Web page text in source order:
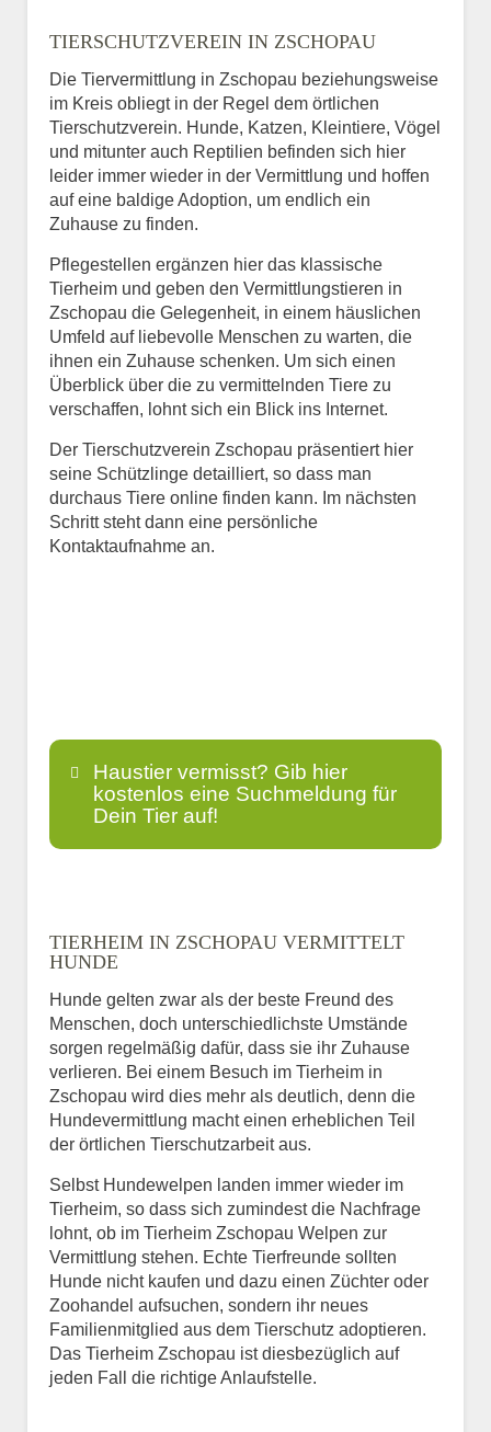
TIERSCHUTZVEREIN IN ZSCHOPAU
Die Tiervermittlung in Zschopau beziehungsweise
im Kreis obliegt in der Regel dem örtlichen
Tierschutzverein. Hunde, Katzen, Kleintiere, Vögel
und mitunter auch Reptilien befinden sich hier
leider immer wieder in der Vermittlung und hoffen
auf eine baldige Adoption, um endlich ein
Zuhause zu finden.
Pflegestellen ergänzen hier das klassische
Tierheim und geben den Vermittlungstieren in
Zschopau die Gelegenheit, in einem häuslichen
Umfeld auf liebevolle Menschen zu warten, die
ihnen ein Zuhause schenken. Um sich einen
Überblick über die zu vermittelnden Tiere zu
verschaffen, lohnt sich ein Blick ins Internet.
Der Tierschutzverein Zschopau präsentiert hier
seine Schützlinge detailliert, so dass man
durchaus Tiere online finden kann. Im nächsten
Schritt steht dann eine persönliche
Kontaktaufnahme an.
Haustier vermisst? Gib hier
kostenlos eine Suchmeldung für
Dein Tier auf!
E-Mail*
Informationen über das
Tier.
Art des Tiers*
TIERHEIM IN ZSCHOPAU VERMITTELT
HUNDE
Hunde gelten zwar als der beste Freund des
Menschen, doch unterschiedlichste Umstände
sorgen regelmäßig dafür, dass sie ihr Zuhause
verlieren. Bei einem Besuch im Tierheim in
Zschopau wird dies mehr als deutlich, denn die
Hundevermittlung macht einen erheblichen Teil
der örtlichen Tierschutzarbeit aus.
Selbst Hundewelpen landen immer wieder im
Tierheim, so dass sich zumindest die Nachfrage
lohnt, ob im Tierheim Zschopau Welpen zur
Vermittlung stehen. Echte Tierfreunde sollten
Hunde nicht kaufen und dazu einen Züchter oder
Zoohandel aufsuchen, sondern ihr neues
Familienmitglied aus dem Tierschutz adoptieren.
Das Tierheim Zschopau ist diesbezüglich auf
jeden Fall die richtige Anlaufstelle.